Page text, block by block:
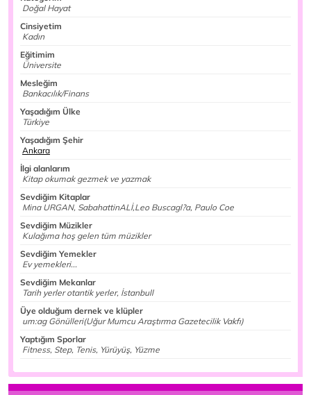
Doğal Hayat
Cinsiyetim
Kadın
Eğitimim
Üniversite
Mesleğim
Bankacılık/Finans
Yaşadığım Ülke
Türkiye
Yaşadığım Şehir
Ankara
İlgi alanlarım
Kitap okumak gezmek ve yazmak
Sevdiğim Kitaplar
Mina URGAN, SabahattinALİ,Leo Buscagl?a, Paulo Coe
Sevdiğim Müzikler
Kulağıma hoş gelen tüm müzikler
Sevdiğim Yemekler
Ev yemekleri...
Sevdiğim Mekanlar
Tarih yerler otantik yerler, İstanbull
Üye olduğum dernek ve klüpler
um:ag Gönülleri(Uğur Mumcu Araştırma Gazetecilik Vakfı)
Yaptığım Sporlar
Fitness, Step, Tenis, Yürüyüş, Yüzme